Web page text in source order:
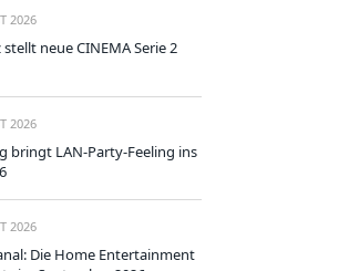
2026
neue CINEMA Serie 2
2026
bringt LAN-Party-Feeling ins
2026
Die Home Entertainment